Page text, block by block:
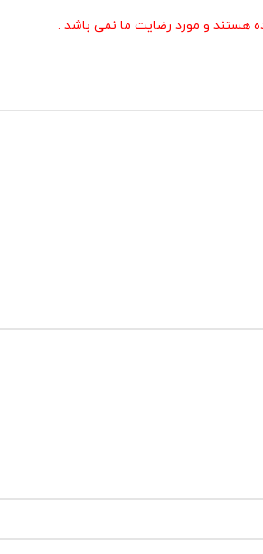
هستند و مورد رضایت ما نمی باشد .